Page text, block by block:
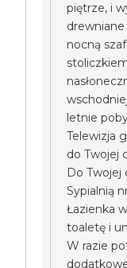
piętrze, i
nocną
letnie
Telewizja
do Twojej
Do Twojej
Sypialnią
Łazienka
toaletę i
W razie